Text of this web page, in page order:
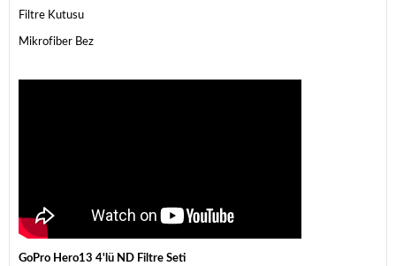
GoPro Hero13 4'lü ND Filtre Seti
Filtre Kutusu
Mikrofiber Bez